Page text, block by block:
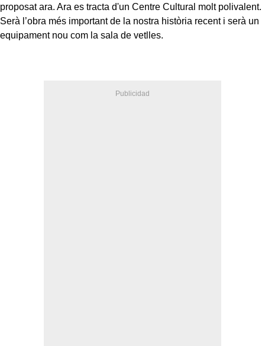
proposat ara. Ara es tracta d'un Centre Cultural molt polivalent.
Serà l’obra més important de la nostra història recent i serà un
equipament nou com la sala de vetlles.